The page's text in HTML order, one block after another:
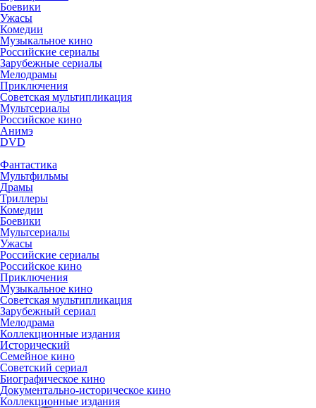
Боевики
Ужасы
Комедии
Музыкальное кино
Российские сериалы
Зарубежные сериалы
Мелодрамы
Приключения
Советская мультипликация
Мультсериалы
Российское кино
Анимэ
DVD
Фантастика
Мультфильмы
Драмы
Триллеры
Комедии
Боевики
Мультсериалы
Ужасы
Российские сериалы
Российское кино
Приключения
Музыкальное кино
Советская мультипликация
Зарубежный сериал
Мелодрама
Коллекционные издания
Исторический
Семейное кино
Советский сериал
Биографическое кино
Документально-историческое кино
Коллекционные издания